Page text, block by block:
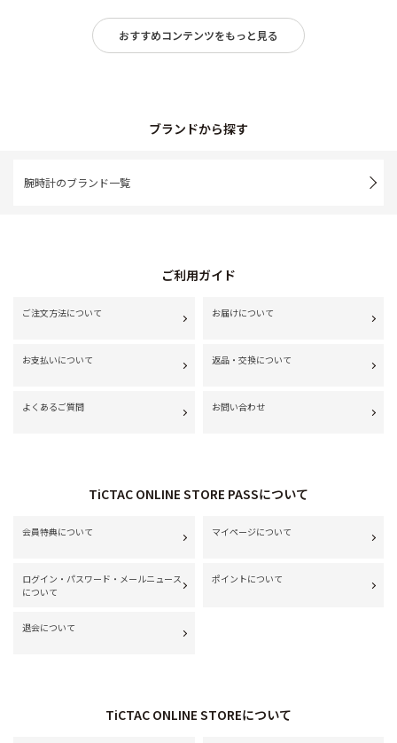
おすすめコンテンツをもっと見る
ブランドから探す
腕時計のブランド一覧
ご利用ガイド
ご注文方法について お届けについて
お支払いについて 返品・交換について
よくあるご質問 お問い合わせ
TiCTAC ONLINE STORE PASSについて
会員特典について マイページについて
ログイン・パスワード・メールニュース
について
ポイントについて
退会について
TiCTAC ONLINE STOREについて